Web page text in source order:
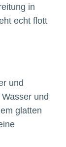
in
echt flott
und
und
glatten